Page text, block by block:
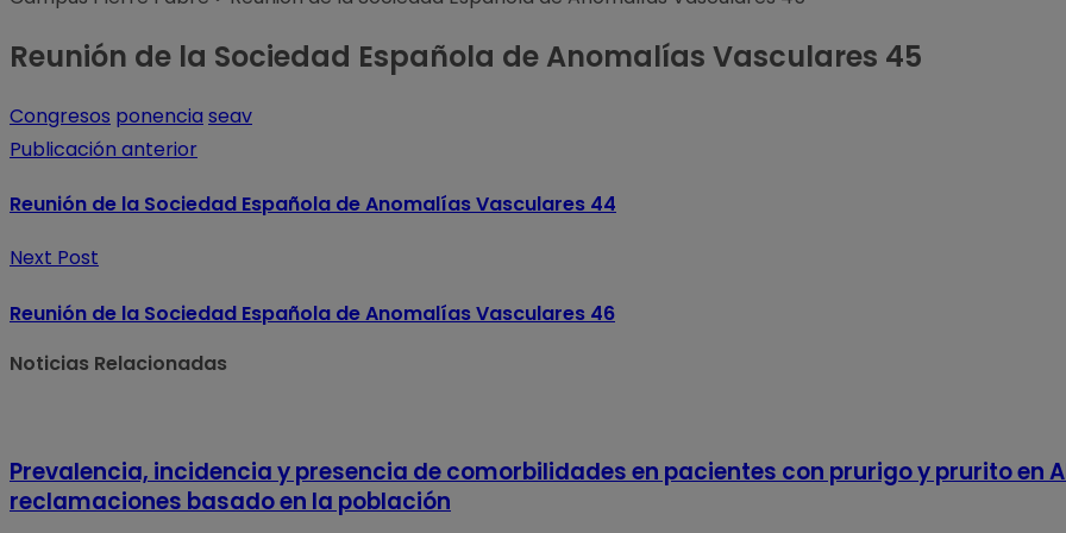
Reunión de la Sociedad Española de Anomalías Vasculares 45
Congresos ponencia seav
Publicación anterior
Reunión de la Sociedad Española de Anomalías Vasculares 44
Next Post
Reunión de la Sociedad Española de Anomalías Vasculares 46
Noticias Relacionadas
Prevalencia, incidencia y presencia de comorbilidades en pacientes con prurigo y prurito en
reclamaciones basado en la población